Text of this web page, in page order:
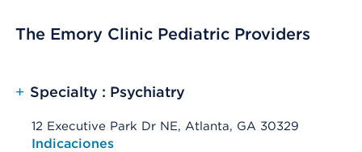
The Emory Clinic Pediatric Providers
+ Specialty : Psychiatry
12 Executive Park Dr NE, Atlanta, GA 30329
Opens native map application on mobile devices
Indicaciones